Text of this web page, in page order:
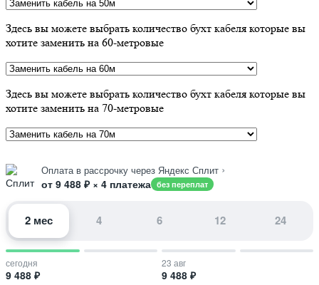
Здесь вы можете выбрать количество бухт кабеля которые вы
хотите заменить на 60-метровые
Здесь вы можете выбрать количество бухт кабеля которые вы
хотите заменить на 70-метровые
Оплата в рассрочку через Яндекс Сплит ›
от 9 488 ₽ × 4 платежа без переплат
2 мес 4 6 12 24
сегодня
9 488 ₽
23 авг
9 488 ₽